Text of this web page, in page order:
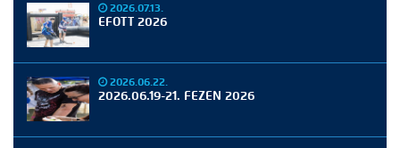
2026.07.13.
EFOTT 2026
2026.06.22.
2026.06.19-21. FEZEN 2026